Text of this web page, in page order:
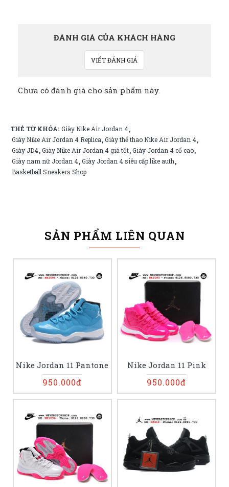
ĐÁNH GIÁ CỦA KHÁCH HÀNG
VIẾT ĐÁNH GIÁ
Chưa có đánh giá cho sản phẩm này.
THẺ TỪ KHÓA: Giày Nike Air Jordan 4,
Giày Nike Air Jordan 4 Replica,Giày thể thao Nike Air Jordan 4,
Giày JD4,Giày Nike Air Jordan 4 giá tốt,Giày Jordan 4 cổ cao,
Giày nam nữ Jordan 4,Giày Jordan 4 siêu cấp like auth,
Basketball Sneakers Shop
SẢN PHẨM LIÊN QUAN
Nike Jordan 11 Pantone
950.000đ
Nike Jordan 11 Pink
950.000đ